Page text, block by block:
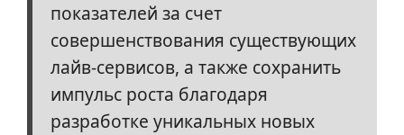
показателей за счет
совершенствования существующих
лайв-сервисов, а также сохранить
импульс роста благодаря
разработке уникальных новых